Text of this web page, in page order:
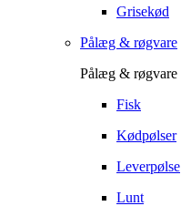
Grisekød
Pålæg & røgvare
Pålæg & røgvare
Fisk
Kødpølser
Leverpølse
Lunt